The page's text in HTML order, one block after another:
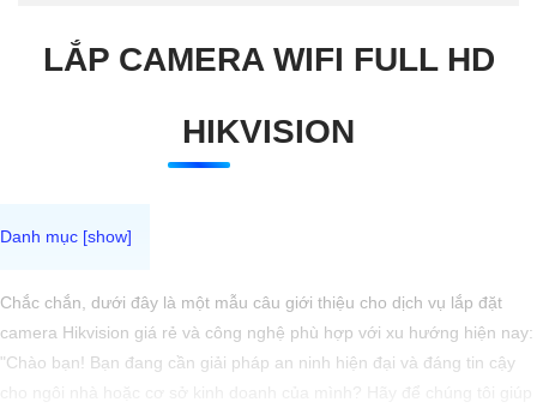
LẮP CAMERA WIFI FULL HD
HIKVISION
Chắc chắn, dưới đây là một mẫu câu giới thiệu cho dịch vụ lắp đặt
camera Hikvision giá rẻ và công nghệ phù hợp với xu hướng hiện nay:
"Chào bạn! Bạn đang cần giải pháp an ninh hiện đại và đáng tin cậy